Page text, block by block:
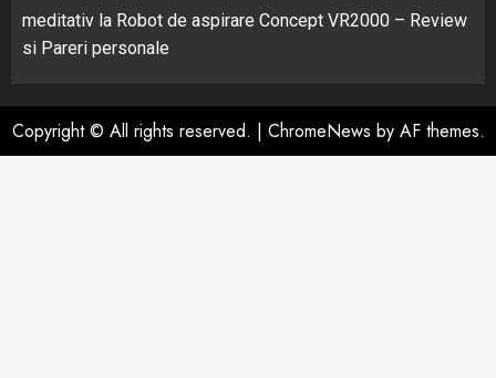
meditativ la Robot de aspirare Concept VR2000 – Review
si Pareri personale
Copyright © All rights reserved. | ChromeNews by AF themes.